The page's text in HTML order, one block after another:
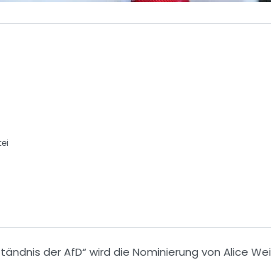
der AfD“ wird die Nominierung von Alice